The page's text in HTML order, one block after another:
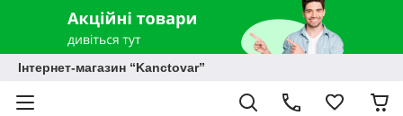
Інтернет-магазин “Kanctovar”